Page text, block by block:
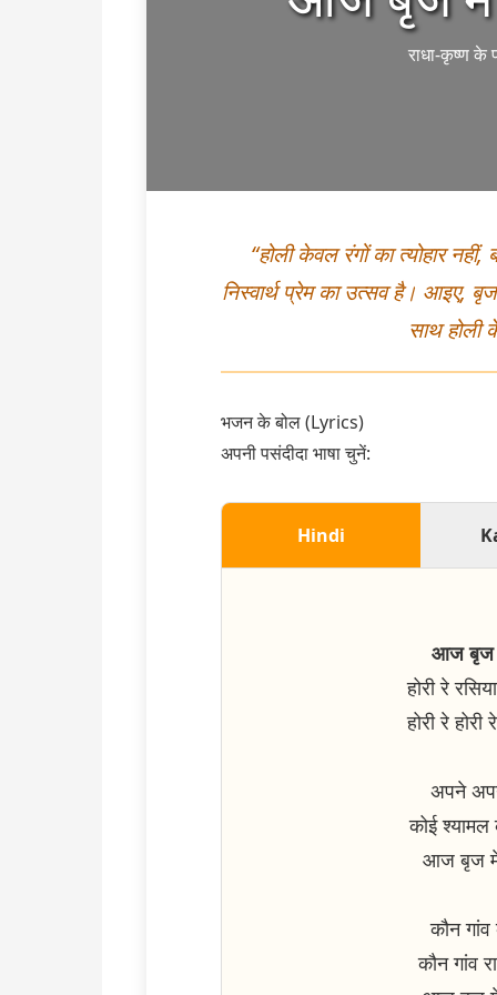
राधा-कृष्ण के
“होली केवल रंगों का त्योहार
निस्वार्थ प्रेम का उत्सव है। आइए,
साथ होली
भजन के बोल (Lyrics)
अपनी पसंदीदा भाषा चुनें:
Hindi
आज बृज
होरी रे
होरी रे
अपने
कोई श्यामल
आज बृज में
कौन
कौन गांव
3. मंगल मंत्र
ॐ अङ्गारकाय
अर्थ:मैं मंगल ग्रह को
शक्ति और विजय